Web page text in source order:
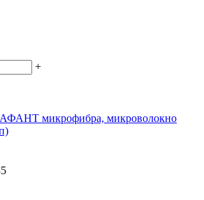
+
микрофибра, микроволокно